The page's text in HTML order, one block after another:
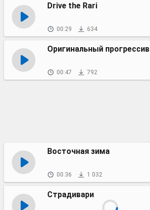
Drive the Rari
00:29 634
Оригинальный прогрессив
00:47 792
Восточная зима
00:36 1 032
Страдивари